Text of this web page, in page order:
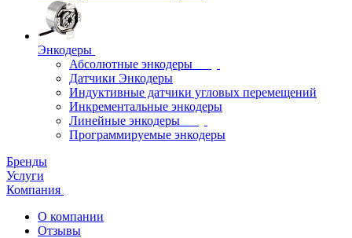
Энкодеры
Абсолютные энкодеры
Датчики Энкодеры
Индуктивные датчики угловых перемещений
Инкрементальные энкодеры
Линейные энкодеры
Программируемые энкодеры
Бренды
Услуги
Компания
О компании
Отзывы